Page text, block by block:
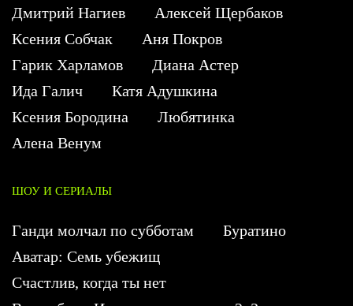
Дмитрий Нагиев
Алексей Щербаков
Ксения Собчак
Аня Покров
Гарик Харламов
Диана Астер
Ида Галич
Катя Адушкина
Ксения Бородина
Любятинка
Алена Венум
ШОУ И СЕРИАЛЫ
Ганди молчал по субботам
Буратино
Аватар: Семь убежищ
Счастлив, когда ты нет